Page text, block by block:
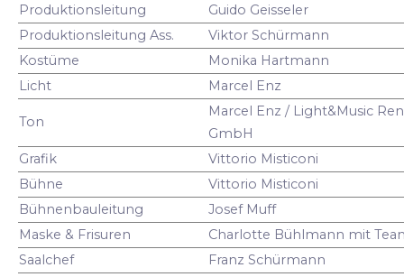
Produktionsleitung
Guido Geisseler
Produktionsleitung Ass.
Viktor Schürmann
Kostüme
Monika Hartmann
Licht
Marcel Enz
Ton
Marcel Enz / Light&Music
GmbH
Grafik
Vittorio Misticoni
Bühne
Vittorio Misticoni
Bühnenbauleitung
Josef Muff
Maske & Frisuren
Charlotte Bühlmann mit
Saalchef
Franz Schürmann